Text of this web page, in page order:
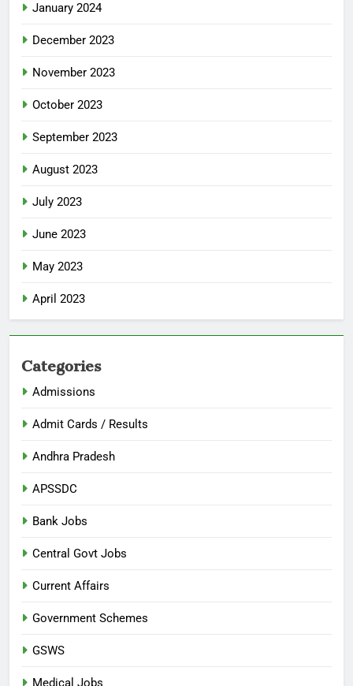
January 2024
December 2023
November 2023
October 2023
September 2023
August 2023
July 2023
June 2023
May 2023
April 2023
Categories
Admissions
Admit Cards / Results
Andhra Pradesh
APSSDC
Bank Jobs
Central Govt Jobs
Current Affairs
Government Schemes
GSWS
Medical Jobs